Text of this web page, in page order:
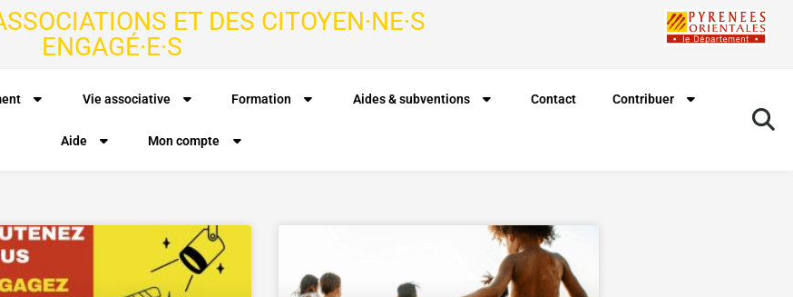
ET DES CITOYEN·NE·S
ENGAGÉ·E·S
Vie associative Formation Aides & subventions Contact Contribuer
Aide Mon compte